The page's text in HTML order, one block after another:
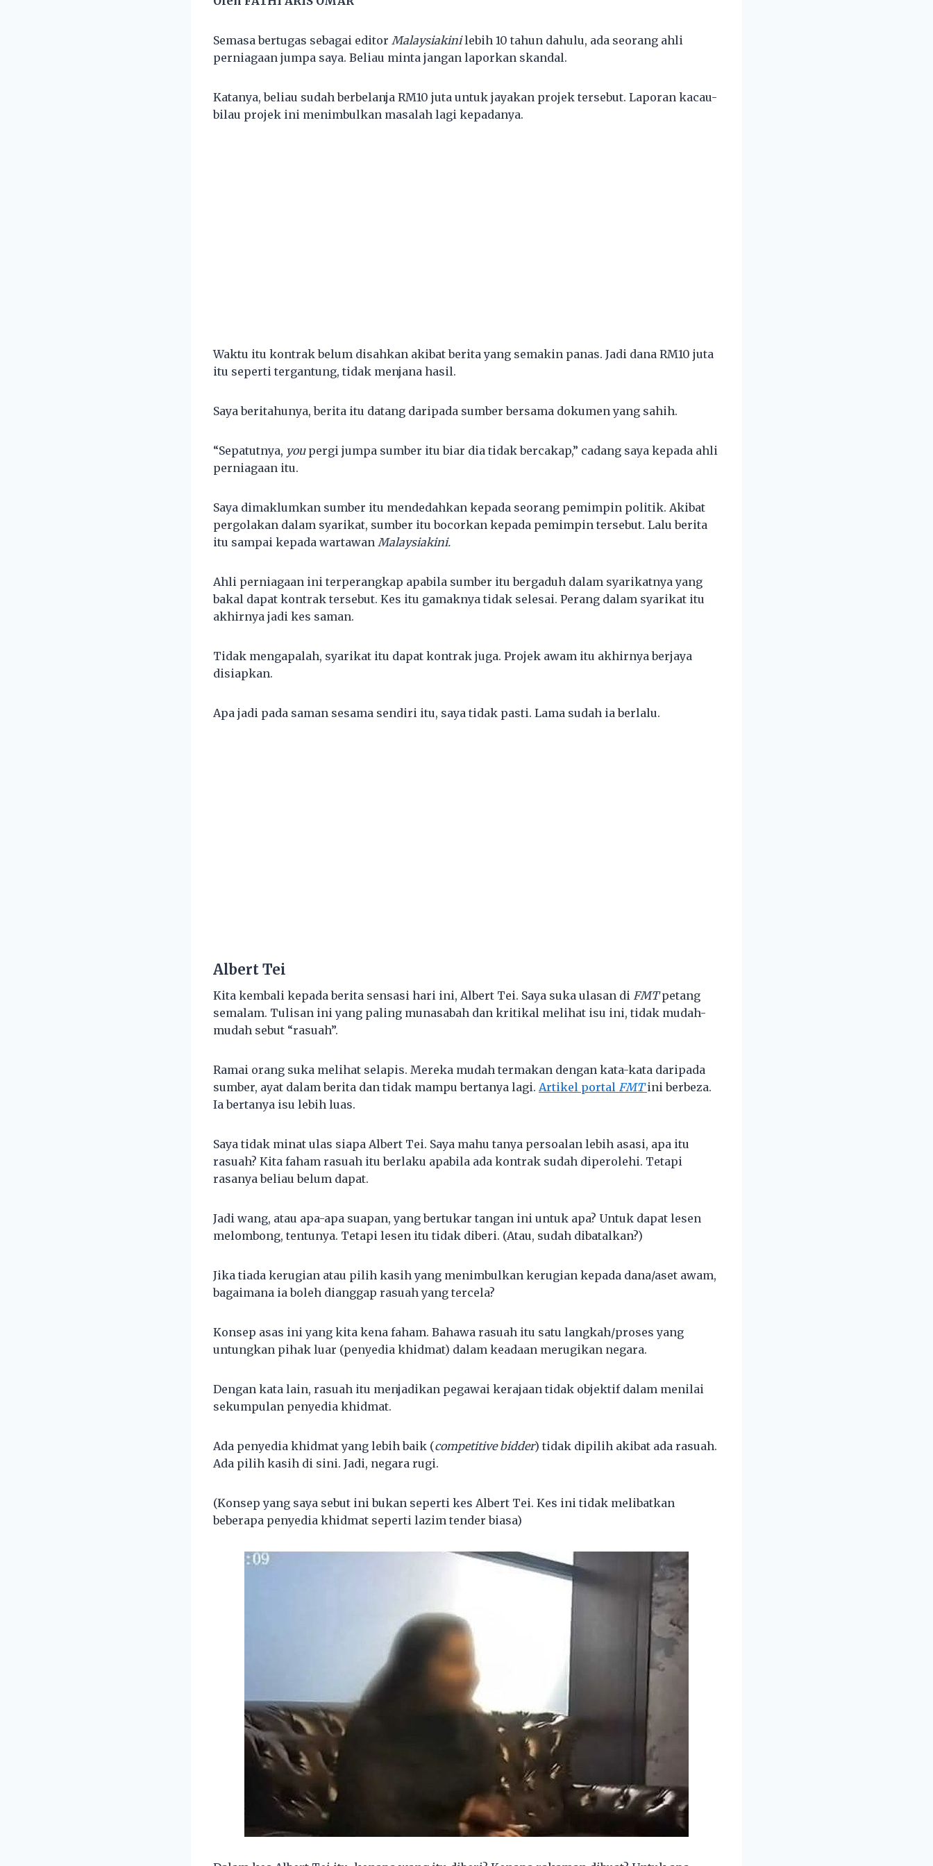
Semasa bertugas sebagai editor Malaysiakinilebih 10 tahun dahulu, ada seorang ahli
perniagaan jumpa saya. Beliau minta jangan laporkan skandal.
Katanya, beliau sudah berbelanja RM10 juta untuk jayakan projek tersebut. Laporan kacau-
bilau projek ini menimbulkan masalah lagi kepadanya.
Waktu itu kontrak belum disahkan akibat berita yang semakin panas. Jadi dana RM10 juta
itu seperti tergantung, tidak menjana hasil.
Saya beritahunya, berita itu datang daripada sumber bersama dokumen yang sahih.
“Sepatutnya, youpergi jumpa sumber itu biar dia tidak bercakap,” cadang saya kepada ahli
perniagaan itu.
Saya dimaklumkan sumber itu mendedahkan kepada seorang pemimpin politik. Akibat
pergolakan dalam syarikat, sumber itu bocorkan kepada pemimpin tersebut. Lalu berita
itu sampai kepada wartawan Malaysiakini.
Ahli perniagaan ini terperangkap apabila sumber itu bergaduh dalam syarikatnya yang
bakal dapat kontrak tersebut. Kes itu gamaknya tidak selesai. Perang dalam syarikat itu
akhirnya jadi kes saman.
Tidak mengapalah, syarikat itu dapat kontrak juga. Projek awam itu akhirnya berjaya
disiapkan.
Apa jadi pada saman sesama sendiri itu, saya tidak pasti. Lama sudah ia berlalu.
Albert Tei
Kita kembali kepada berita sensasi hari ini, Albert Tei. Saya suka ulasan di FMTpetang
semalam. Tulisan ini yang paling munasabah dan kritikal melihat isu ini, tidak mudah-
mudah sebut “rasuah”.
Ramai orang suka melihat selapis. Mereka mudah termakan dengan kata-kata daripada
sumber, ayat dalam berita dan tidak mampu bertanya lagi. Artikel portal FMT ini berbeza.
Ia bertanya isu lebih luas.
Saya tidak minat ulas siapa Albert Tei. Saya mahu tanya persoalan lebih asasi, apa itu
rasuah? Kita faham rasuah itu berlaku apabila ada kontrak sudah diperolehi. Tetapi
rasanya beliau belum dapat.
Jadi wang, atau apa-apa suapan, yang bertukar tangan ini untuk apa? Untuk dapat lesen
melombong, tentunya. Tetapi lesen itu tidak diberi. (Atau, sudah dibatalkan?)
Jika tiada kerugian atau pilih kasih yang menimbulkan kerugian kepada dana/aset awam,
bagaimana ia boleh dianggap rasuah yang tercela?
Konsep asas ini yang kita kena faham. Bahawa rasuah itu satu langkah/proses yang
untungkan pihak luar (penyedia khidmat) dalam keadaan merugikan negara.
Dengan kata lain, rasuah itu menjadikan pegawai kerajaan tidak objektif dalam menilai
sekumpulan penyedia khidmat.
Ada penyedia khidmat yang lebih baik (competitive bidder) tidak dipilih akibat ada rasuah.
Ada pilih kasih di sini. Jadi, negara rugi.
(Konsep yang saya sebut ini bukan seperti kes Albert Tei. Kes ini tidak melibatkan
beberapa penyedia khidmat seperti lazim tender biasa)